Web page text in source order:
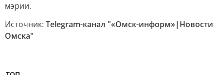
мэрии.
Источник: Telegram-канал "«Омск-информ»|Новости
Омска"